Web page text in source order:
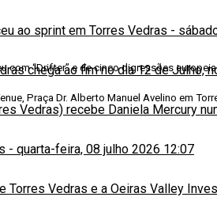
ao sprint em Torres Vedras -
chega ao fim no dia 12 de Julho,
Vedras) recebe Daniela Mercury
- quarta-feira, 08 julho 2026 12:07
Vedras e a Oeiras Valley
com “Drifter” e de cinco digressões
Praça Dr. Alberto Manuel Avelino em